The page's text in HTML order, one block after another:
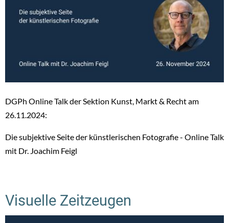
DGPh Online Talk der Sektion Kunst, Markt & Recht am
26.11.2024:
Die subjektive Seite der künstlerischen Fotografie - Online Talk
mit Dr. Joachim Feigl
Visuelle Zeitzeugen